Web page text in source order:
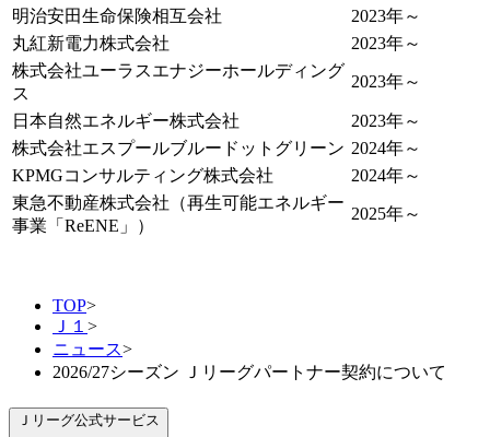
明治安田生命保険相互会社
2023年～
丸紅新電力株式会社
2023年～
株式会社ユーラスエナジーホールディング
ス
2023年～
日本自然エネルギー株式会社
2023年～
株式会社エスプールブルードットグリーン 2024年～
KPMGコンサルティング株式会社
2024年～
東急不動産株式会社（再生可能エネルギー
事業「ReENE」）
2025年～
TOP>
Ｊ１ >
ニュース>
2026/27シーズン Ｊリーグパートナー契約について
Ｊリーグ公式サービス